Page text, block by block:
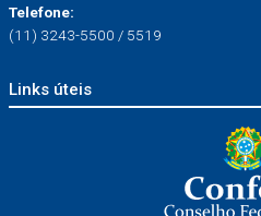
Telefone:
(11) 3243-5500 / 5519
Links úteis